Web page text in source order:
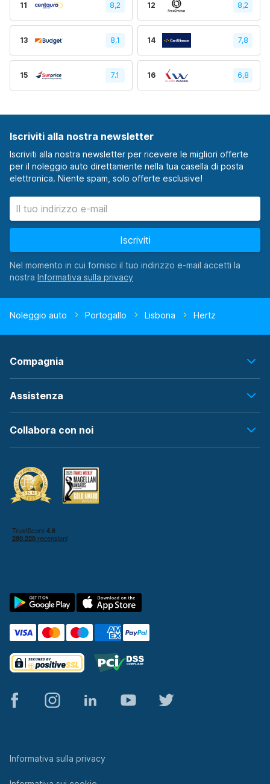
11 8,2 12 8,2
13 8,1 14 7,8
15 7.1 16 6,8
Iscriviti alla nostra newsletter
Iscriviti alla nostra newsletter per ricevere le migliori offerte
per il noleggio auto direttamente nella tua casella di posta
elettronica. Niente spam, solo offerte esclusive!
Iscriviti
Nel momento in cui fornisci il tuo indirizzo e-mail accetti la
nostra
Noleggio auto Portogallo Lisbona Hertz
Compagnia
Assistenza
Collabora con noi